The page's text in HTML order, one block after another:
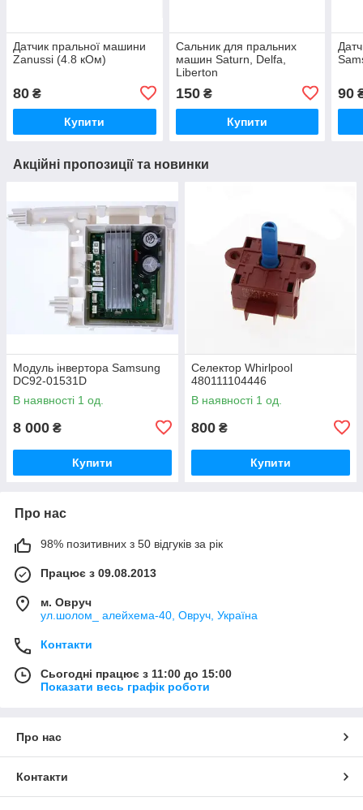
Датчик пральної машини
Zanussi (4.8 кОм)
80 ₴
Купити
Сальник для пральних
машин Saturn, Delfa,
Liberton
150₴
Купити
90
Акційні пропозиції та новинки
Модуль інвертора Samsung
DC92-01531D
В наявності 1 од.
8 000 ₴
Купити
Селектор Whirlpool
480111104446
В наявності 1 од.
800 ₴
Купити
Про нас
98% позитивних з 50 відгуків за рік
Працює з 09.08.2013
м. Овруч
ул.шолом_ алейхема-40, Овруч, Україна
Контакти
Сьогодні працює з 11:00 до 15:00
Показати весь графік роботи
Про нас
Контакти